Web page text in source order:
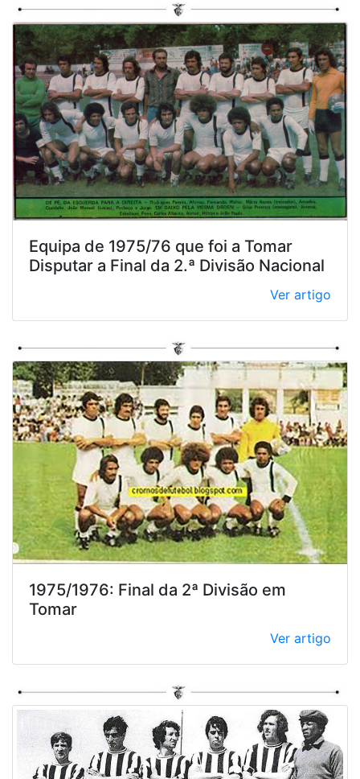
Equipa de 1975/76 que foi a Tomar
Disputar a Final da 2.ª Divisão Nacional
Ver artigo
1975/1976: Final da 2ª Divisão em
Tomar
Ver artigo